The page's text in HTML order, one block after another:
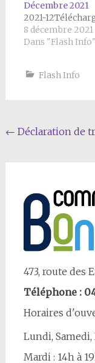
Décembre 2021
2021-
8 décembre 2021
Dans "Flash Info"
Flash Info
Navigation
← Déclaration de
473, route des
Téléphone :
Horaires
Lundi,
Mardi : 14h à